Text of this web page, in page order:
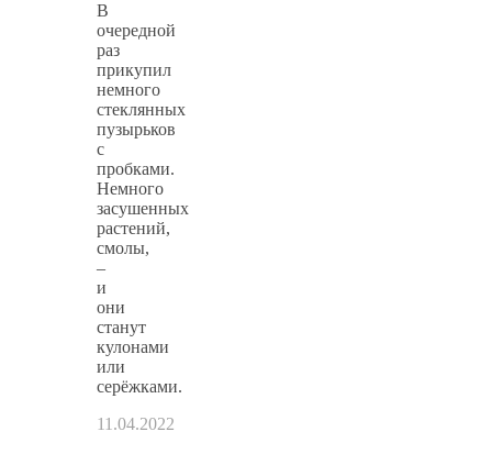
В
очередной
раз
прикупил
немного
стеклянных
пузырьков
с
пробками.
Немного
засушенных
растений,
смолы,
–
и
они
станут
кулонами
или
серёжками.
11.04.2022